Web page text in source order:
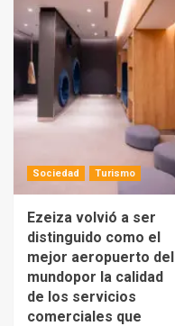
Sociedad Turismo
Ezeiza volvió a ser
distinguido como el
mejor aeropuerto del
mundopor la calidad
de los servicios
comerciales que